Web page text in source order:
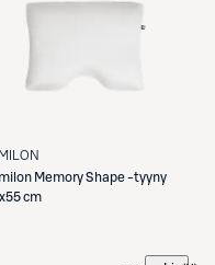
Memory Shape -tyyny
cm